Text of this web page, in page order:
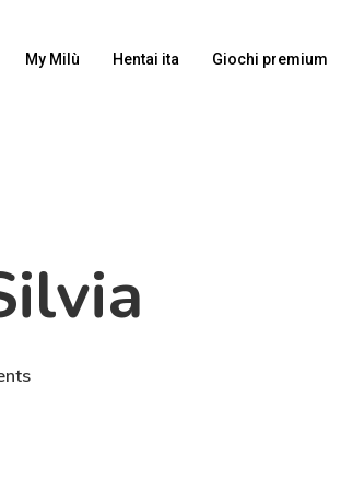
My Milù Hentai ita Giochi premium